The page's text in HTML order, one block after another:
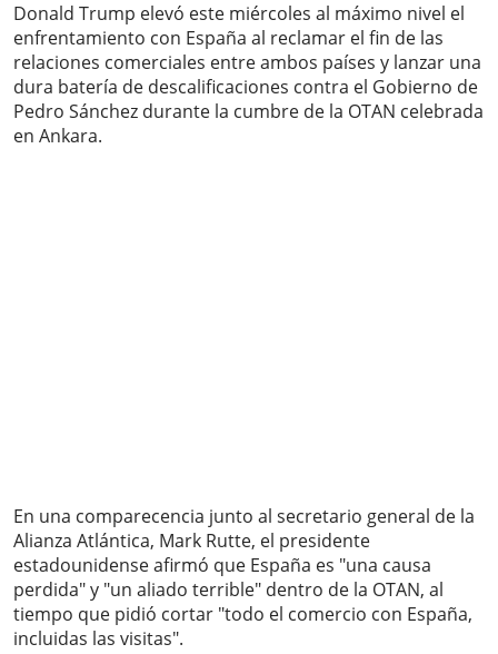
Donald Trump elevó este miércoles al máximo nivel el
enfrentamiento con España al reclamar el fin de las
relaciones comerciales entre ambos países y lanzar una
dura batería de descalificaciones contra el Gobierno de
Pedro Sánchez durante la cumbre de la OTAN celebrada
en Ankara.
En una comparecencia junto al secretario general de la
Alianza Atlántica, Mark Rutte, el presidente
estadounidense afirmó que España es "una causa
perdida" y "un aliado terrible" dentro de la OTAN, al
tiempo que pidió cortar "todo el comercio con España,
incluidas las visitas".